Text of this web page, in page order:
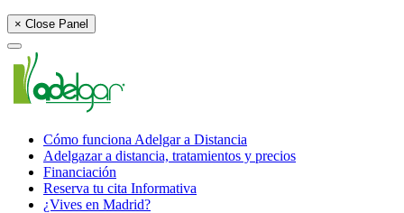
× Close Panel
Cómo funciona Adelgar a Distancia
Adelgazar a distancia, tratamientos y precios
Financiación
Reserva tu cita Informativa
¿Vives en Madrid?